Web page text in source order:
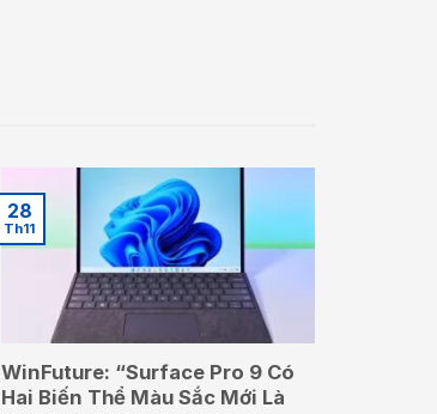
WinFuture: “Surface Pro 9 Có
Hai Biến Thể Màu Sắc Mới Là
28
Th11